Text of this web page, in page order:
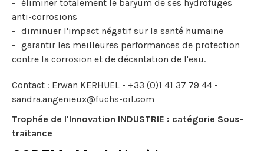
éliminer totalement le baryum de ses hydrofuges
anti-corrosions
diminuer l'impact négatif sur la santé humaine
garantir les meilleures performances de protection
contre la corrosion et de décantation de l'eau.
Contact : Erwan KERHUEL - +33 (0)1 41 37 79 44 -
sandra.angenieux@fuchs-oil.com
Trophée de l'Innovation INDUSTRIE : catégorie Sous-
traitance